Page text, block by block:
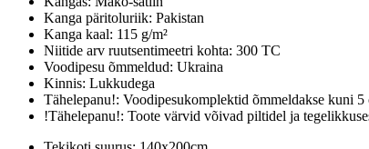
Kanga päritoluriik: Pakistan
Kanga kaal: 115 g/m²
Niitide arv ruutsentimeetri kohta: 300 TC
Voodipesu õmmeldud: Ukraina
Kinnis: Lukkudega
Tähelepanu!: Voodipesukomplektid õmmeldakse kuni
!Tähelepanu!: Toote värvid võivad piltidel ja